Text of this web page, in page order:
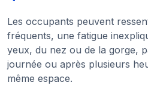
Les occupants peuvent
fréquents, une fatigue
yeux, du nez ou de la gorge,
journée ou après plusieurs
même espace.